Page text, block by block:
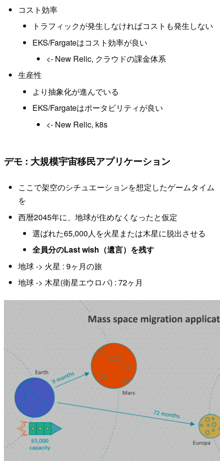
コスト効率
トラフィックが発生しなければコストも発生しない
EKS/Fargateはコスト効率が良い
<- New Relic, クラウドの課金体系
生産性
より抽象化が進んでいる
EKS/Fargateはポータビリティが良い
<- New Relic, k8s
デモ : 大規模宇宙移民アプリケーション
ここで架空のシチュエーションを想定したゲームタイム
を
西暦2045年に、地球が住めなくなったと仮定
選ばれた65,000人を火星または木星に脱出させる
全員分のLast wish（遺言）を残す
地球 -> 火星 : 9ヶ月の旅
地球 -> 木星(衛星エウロパ) : 72ヶ月